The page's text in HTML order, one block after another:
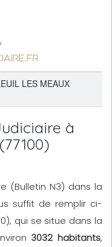
LES MEAUX
à
(Bulletin N3) dans la
suffit de remplir ci-
qui se situe dans la
3032 habitants,